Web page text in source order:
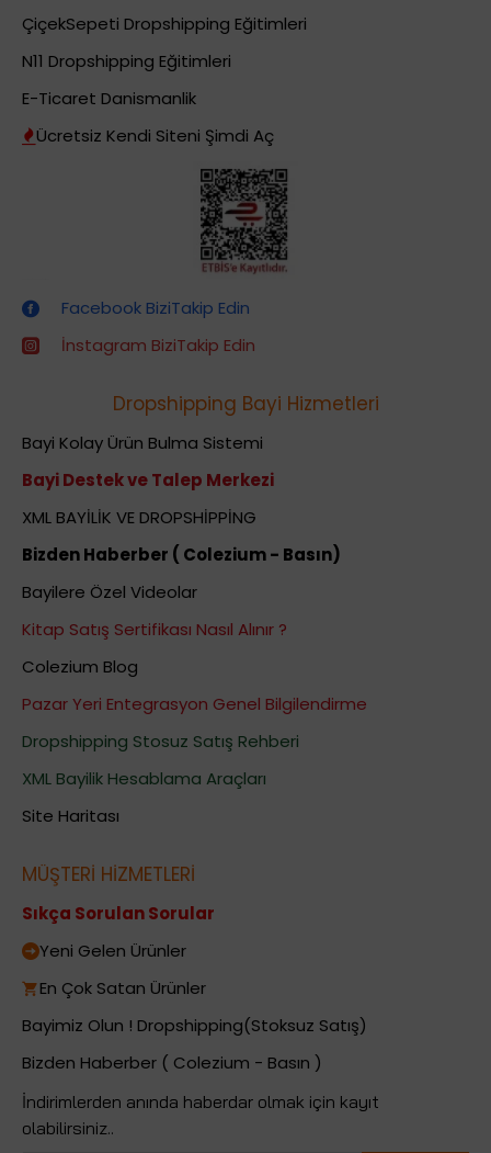
ÇiçekSepeti Dropshipping Eğitimleri
N11 Dropshipping Eğitimleri
E-Ticaret Danismanlik
Ücretsiz Kendi Siteni Şimdi Aç
Facebook BiziTakip Edin
İnstagram BiziTakip Edin
Dropshipping Bayi Hizmetleri
Bayi Kolay Ürün Bulma Sistemi
Bayi Destek ve Talep Merkezi
XML BAYİLİK VE DROPSHİPPİNG
Bizden Haberber ( Colezium - Basın)
Bayilere Özel Videolar
Kitap Satış Sertifikası Nasıl Alınır ?
Colezium Blog
Pazar Yeri Entegrasyon Genel Bilgilendirme
Dropshipping Stosuz Satış Rehberi
XML Bayilik Hesablama Araçları
Site Haritası
MÜŞTERİ HİZMETLERİ
Sıkça Sorulan Sorular
Yeni Gelen Ürünler
En Çok Satan Ürünler
Bayimiz Olun ! Dropshipping(Stoksuz Satış)
Bizden Haberber ( Colezium - Basın )
İndirimlerden anında haberdar olmak için kayıt
olabilirsiniz..